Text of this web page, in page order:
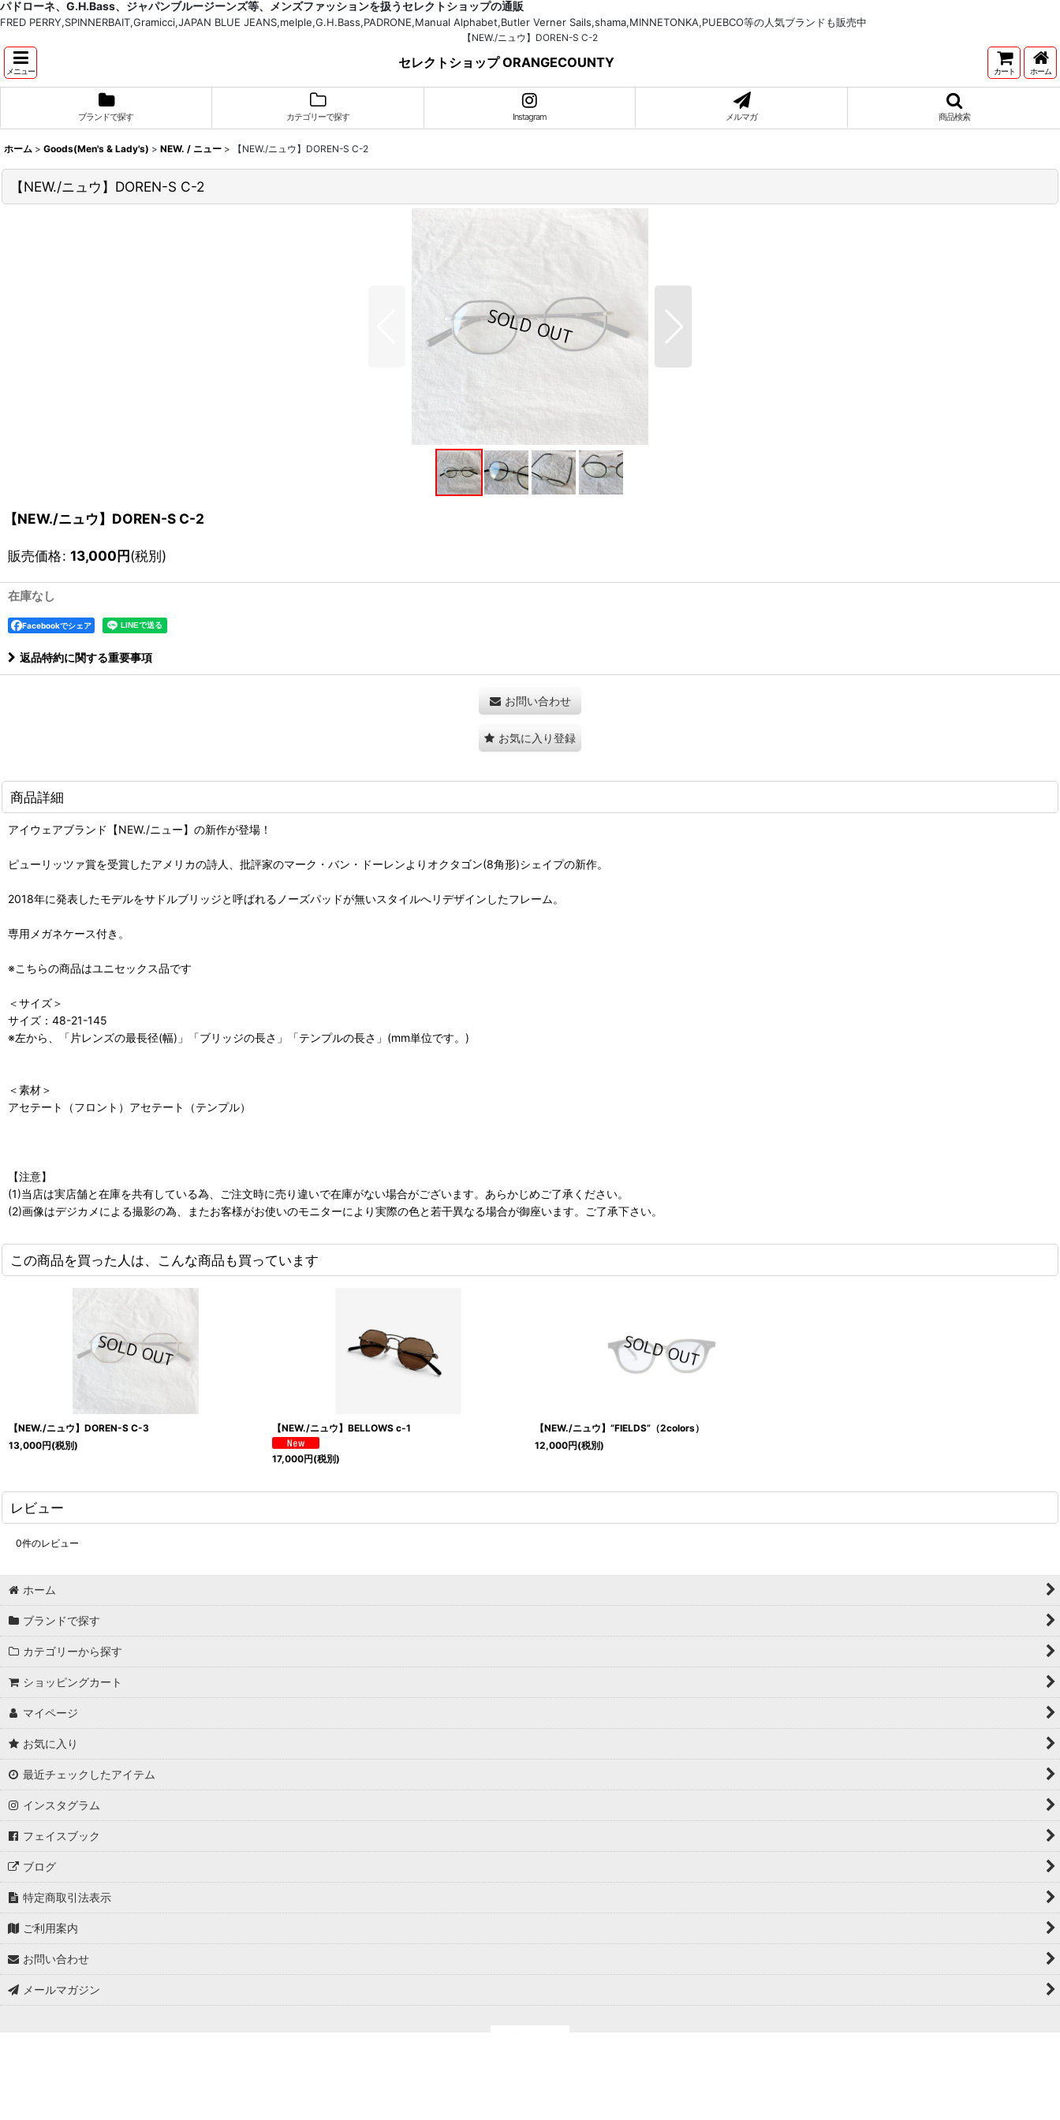
パドローネ、G.H.Bass、ジャパンブルージーンズ等、メンズファッションを扱うセレクトショップの通販
FRED PERRY,SPINNERBAIT,Gramicci,JAPAN BLUE JEANS,melple,G.H.Bass,PADRONE,Manual Alphabet,Butler Verner Sails,shama,MINNETONKA,PUEBCO等の人気ブランドも販売中
【NEW./ニュウ】DOREN-S C-2
メニュー
セレクトショップ ORANGECOUNTY
カート ホーム
ブランドで探す カテゴリーで探す Instagram メルマガ 商品検索
ホーム > Goods(Men's & Lady's) > NEW. / ニュー > 【NEW./ニュウ】DOREN-S C-2
【NEW./ニュウ】DOREN-S C-2
【NEW./ニュウ】DOREN-S C-2
販売価格: 13,000円(税別)
在庫なし
Facebookでシェア
返品特約に関する重要事項
お問い合わせ
お気に入り登録
商品詳細
アイウェアブランド【NEW./ニュー】の新作が登場！
ピューリッツァ賞を受賞したアメリカの詩人、批評家のマーク・バン・ドーレンよりオクタゴン(8角形)シェイプの新作。
2018年に発表したモデルをサドルブリッジと呼ばれるノーズパッドが無いスタイルへリデザインしたフレーム。
専用メガネケース付き。
※こちらの商品はユニセックス品です
＜サイズ＞
サイズ：48-21-145
※左から、「片レンズの最長径(幅)」「ブリッジの長さ」「テンプルの長さ」(mm単位です。)
＜素材＞
アセテート（フロント）アセテート（テンプル）
【注意】
(1)当店は実店舗と在庫を共有している為、ご注文時に売り違いで在庫がない場合がございます。あらかじめご了承ください。
(2)画像はデジカメによる撮影の為、またお客様がお使いのモニターにより実際の色と若干異なる場合が御座います。ご了承下さい。
この商品を買った人は、こんな商品も買っています
【NEW./ニュウ】DOREN-S C-3
13,000円(税別)
【NEW./ニュウ】BELLOWS c-1
17,000円(税別)
【NEW./ニュウ】”FIELDS”（2colors）
12,000円(税別)
レビュー
0件のレビュー
ホーム
ブランドで探す
カテゴリーから探す
ショッピングカート
マイページ
お気に入り
最近チェックしたアイテム
インスタグラム
フェイスブック
ブログ
特定商取引法表示
ご利用案内
お問い合わせ
メールマガジン